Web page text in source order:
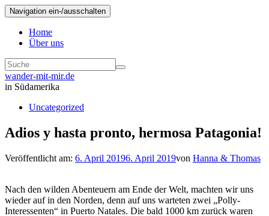
Navigation ein-/ausschalten
Home
Über uns
wander-mit-mir.de
in Südamerika
Uncategorized
Adios y hasta pronto, hermosa Patagonia!
Veröffentlicht am: 6. April 20196. April 2019von Hanna & Thomas
Nach den wilden Abenteuern am Ende der Welt, machten wir uns
wieder auf in den Norden, denn auf uns warteten zwei „Polly-
Interessenten“ in Puerto Natales. Die bald 1000 km zurück waren